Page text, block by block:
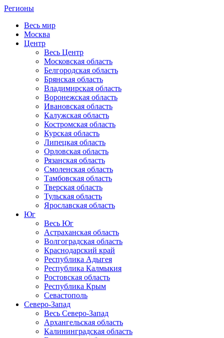
Регионы
Весь мир
Москва
Центр
Весь Центр
Московская область
Белгородская область
Брянская область
Владимирская область
Воронежская область
Ивановская область
Калужская область
Костромская область
Курская область
Липецкая область
Орловская область
Рязанская область
Смоленская область
Тамбовская область
Тверская область
Тульская область
Ярославская область
Юг
Весь Юг
Астраханская область
Волгоградская область
Краснодарский край
Республика Адыгея
Республика Калмыкия
Ростовская область
Республика Крым
Севастополь
Северо-Запад
Весь Северо-Запад
Архангельская область
Калининградская область